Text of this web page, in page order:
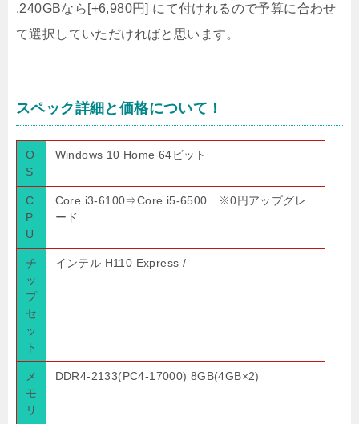
,240GBなら[+6,980円] にて付けれるので予算に合わせ
て選択していただければと思います。
スペック詳細と価格について！
O
S
Windows 10 Home 64ビット
C
P
U
Core i3-6100⇒Core i5-6500 ※0円アップグレ
ード
チ
ッ
プ
セ
ッ
ト
インテル H110 Express /
メ
モ
リ
DDR4-2133(PC4-17000) 8GB(4GB×2)